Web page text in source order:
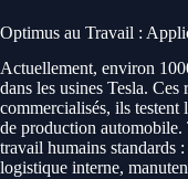
Optimus au Travail :
Actuellement, environ
dans les usines Tesla. Ces
commercialisés, ils testent
de production automobile.
travail humains standards
logistique interne,